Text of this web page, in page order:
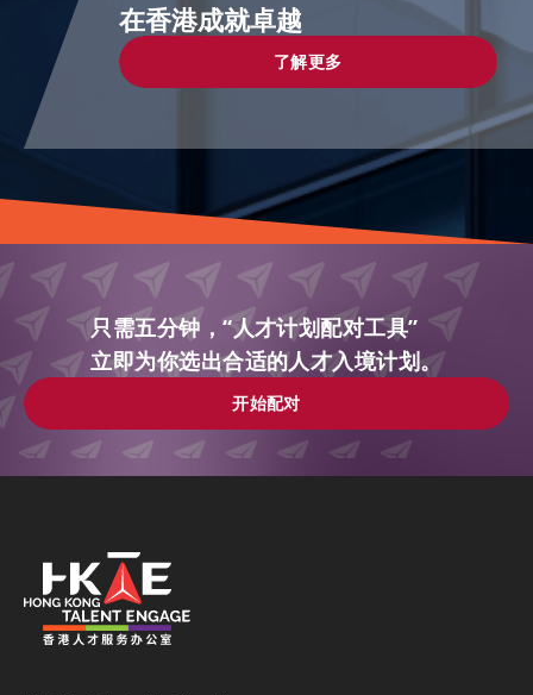
在香港成就卓越
了解更多
了解更多
只需五分钟，“人才计划配对工具”
立即为你选出合适的人才入境计划。
开始配对
开始配对